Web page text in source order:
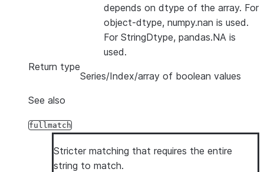
depends on dtype of the array. For
object-dtype, numpy.nan is used.
For StringDtype, pandas.NA is
used.
Return type
Series/Index/array of boolean values
See also
fullmatch
Stricter matching that requires the entire
string to match.